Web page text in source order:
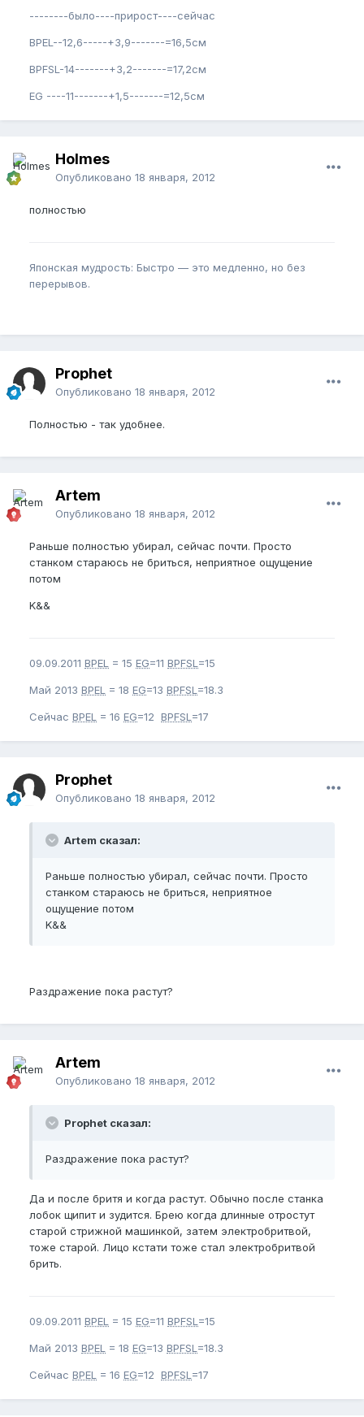
--------было----прирост----сейчас
BPEL--12,6-----+3,9-------=16,5см
BPFSL-14-------+3,2-------=17,2см
EG ----11-------+1,5-------=12,5см
Holmes
Опубликовано 18 января, 2012
полностью
Японская мудрость: Быстро — это медленно, но без
перерывов.
Prophet
Опубликовано 18 января, 2012
Полностью - так удобнее.
Artem
Опубликовано 18 января, 2012
Раньше полностью убирал, сейчас почти. Просто
станком стараюсь не бриться, неприятное ощущение
потом
K&&
09.09.2011 BPEL = 15 EG=11 BPFSL =15
Май 2013 BPEL = 18 EG=13 BPFSL =18.3
Сейчас BPEL = 16 EG=12 BPFSL =17
Prophet
Опубликовано 18 января, 2012
Artem сказал:
Раньше полностью убирал, сейчас почти. Просто
станком стараюсь не бриться, неприятное
ощущение потом
K&&
Раздражение пока растут?
Artem
Опубликовано 18 января, 2012
Prophet сказал:
Раздражение пока растут?
Да и после бритя и когда растут. Обычно после станка
лобок щипит и зудится. Брею когда длинные отростут
старой стрижной машинкой, затем электробритвой,
тоже старой. Лицо кстати тоже стал электробритвой
брить.
09.09.2011 BPEL = 15 EG=11 BPFSL =15
Май 2013 BPEL = 18 EG=13 BPFSL =18.3
Сейчас BPEL = 16 EG=12 BPFSL =17